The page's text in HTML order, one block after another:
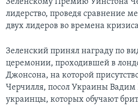
Зеленскому Премию Уинстона
лидерство, проведя сравнение
двух лидеров во времена
Зеленский принял награду по
церемонии, проходившей в
Джонсона, на которой
Черчилля, посол Украины Вадим
украинцы, которых обучают